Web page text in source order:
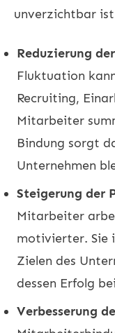
unverzichtbar
Reduzierung
Fluktuation
Recruiting,
Mitarbeiter
Bindung sorgt
Unternehmen
Steigerung der
Mitarbeiter
motivierter. Sie
Zielen des
dessen Erfolg
Verbesserung